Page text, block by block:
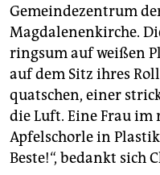
genossenschaft
epaper login
Gemeindezentrum
Magdalenenkirche.
ringsum auf weißen
auf dem Sitz ihres
quatschen, einer
die Luft. Eine Frau
Apfelschorle in
Beste!“, bedankt sich